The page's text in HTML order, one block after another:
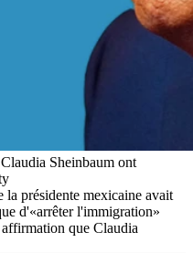
Sheinbaum ont
la présidente mexicaine avait
d'«arrêter l'immigration»
que Claudia